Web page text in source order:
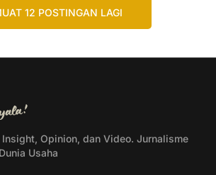
12 POSTINGAN LAGI
Opinion, dan Video. Jurnalisme
Usaha